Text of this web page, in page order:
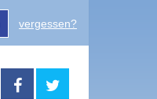
vergessen?